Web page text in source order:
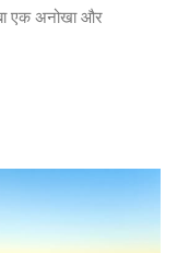
एक अनोखा और